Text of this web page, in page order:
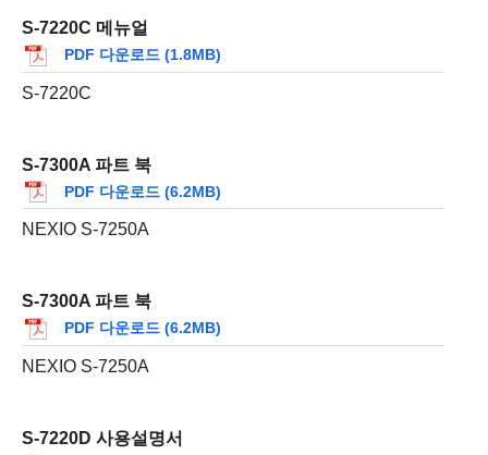
S-7220C 메뉴얼
PDF 다운로드 (1.8MB)
S-7220C
S-7300A 파트 북
PDF 다운로드 (6.2MB)
NEXIO S-7250A
S-7300A 파트 북
PDF 다운로드 (6.2MB)
NEXIO S-7250A
S-7220D 사용설명서